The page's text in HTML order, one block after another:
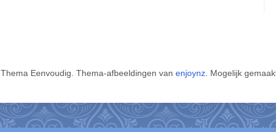
Thema Eenvoudig. Thema-afbeeldingen van enjoynz . Mogelijk